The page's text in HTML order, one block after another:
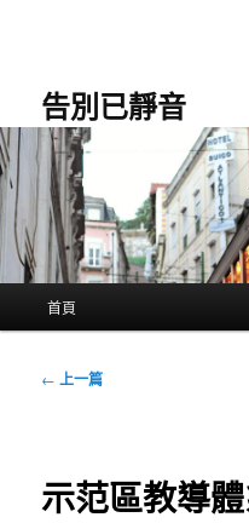
容
告別已靜音
首頁
文
← 上一篇
示范區教導